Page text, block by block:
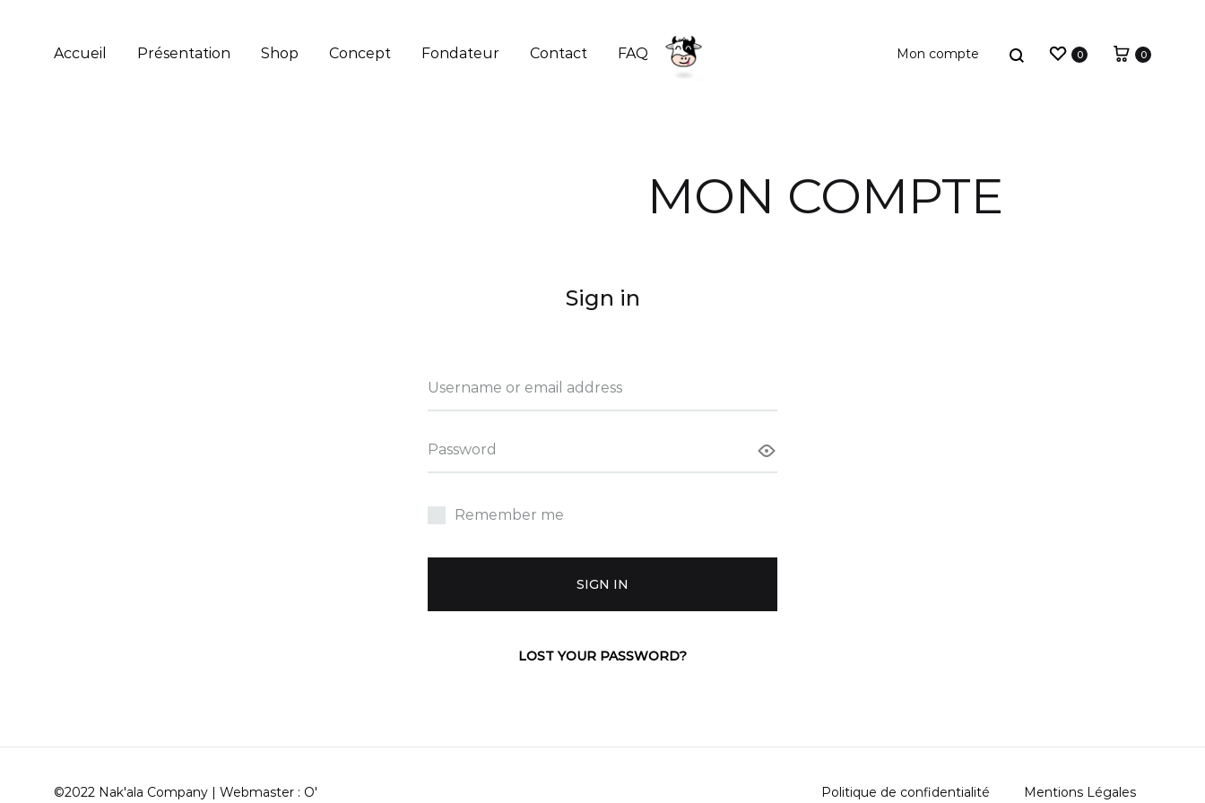
Accueil Présentation Shop Concept Fondateur Contact FAQ Search
Bouteilles
Wishlist
0
Cart
0
MON COMPTE
Sign in
Username or email address
Password
Remember me
SIGN IN
LOST YOUR PASSWORD?
©2022 Nak'ala Company | Webmaster : O' Politique de confidentialité Mentions Légales